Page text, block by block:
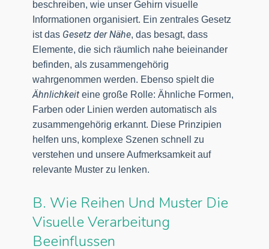
beschreiben, wie unser Gehirn visuelle
Informationen organisiert. Ein zentrales Gesetz
ist das Gesetz der Nähe, das besagt, dass
Elemente, die sich räumlich nahe beieinander
befinden, als zusammengehörig
wahrgenommen werden. Ebenso spielt die
Ähnlichkeiteine große Rolle: Ähnliche Formen,
Farben oder Linien werden automatisch als
zusammengehörig erkannt. Diese Prinzipien
helfen uns, komplexe Szenen schnell zu
verstehen und unsere Aufmerksamkeit auf
relevante Muster zu lenken.
B. Wie Reihen Und Muster Die
Visuelle Verarbeitung
Beeinflussen